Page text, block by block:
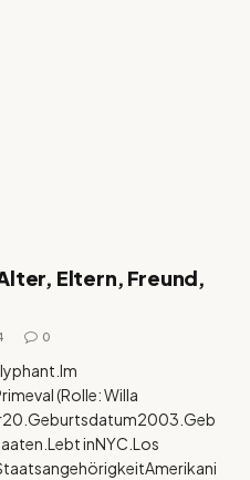
Eltern, Freund,
0
(Rolle: Willa
inNYC.Los